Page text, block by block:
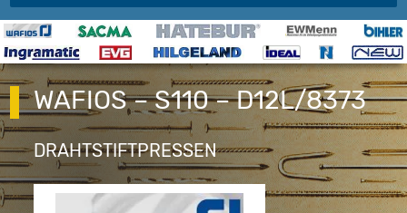
WAFIOS – S110 – D12L/8373
DRAHTSTIFTPRESSEN